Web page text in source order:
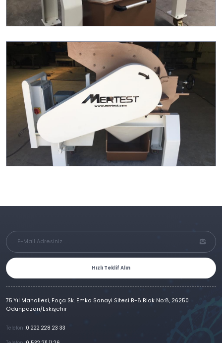
Hızlı Teklif Alın
75.Yıl Mahallesi, Foça Sk. Emko Sanayi Sitesi B-8 Blok No:8, 26250
Odunpazarı/Eskişehir
Telefon : 0 222 228 23 33